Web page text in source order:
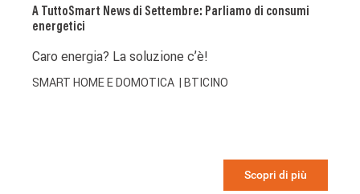
A TuttoSmart News di Settembre: Parliamo di consumi
energetici
Caro energia? La soluzione c’è!
SMART HOME E DOMOTICA | BTICINO
Scopri di più